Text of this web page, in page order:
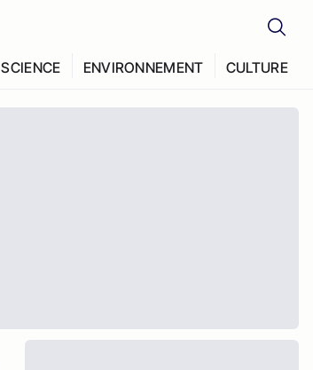
SCIENCE ENVIRONNEMENT CULTURE